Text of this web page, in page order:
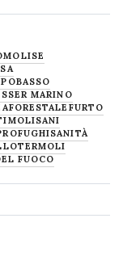
MARINO
FORESTALE FURTO
MOLISANI
SANITÀ
TERMOLI
FUOCO